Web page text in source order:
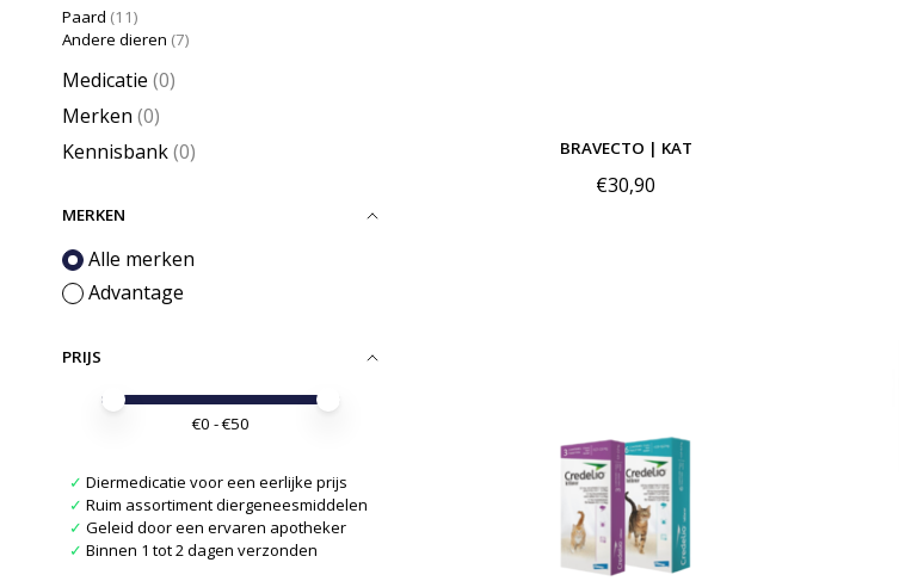
Paard (11)
Andere dieren (7)
Medicatie (0)
Merken (0)
Kennisbank(0)
MERKEN
Alle merken
Advantage
PRIJS
Minimale prijswaarde
Price maximum value
€0 - €50
✓ Diermedicatie voor een eerlijke prijs
✓ Ruim assortiment diergeneesmiddelen
✓ Geleid door een ervaren apotheker
✓ Binnen 1 tot 2 dagen verzonden
BRAVECTO | KAT
€30,90